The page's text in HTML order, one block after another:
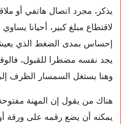
يذكر، مجرد اتصال هاتفي أو
لاقتطاع مبلغ كبير، أحيانا
إحساس بمدى الضغط الذي
يجد نفسه مضطرا للقبول،
وهنا يستغل السمسار الظرف
هناك من يقول إن المهنة
يمكنه أن يضع رقمه على ورقة